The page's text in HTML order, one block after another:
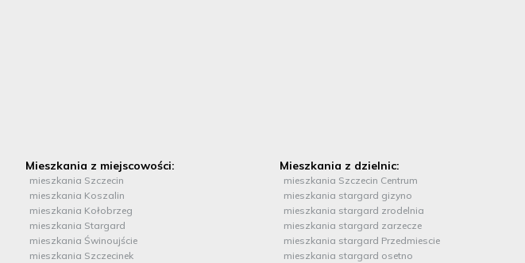
Mieszkania z miejscowości:
mieszkania Szczecin
mieszkania Koszalin
mieszkania Kołobrzeg
mieszkania Stargard
mieszkania Świnoujście
mieszkania Szczecinek
Mieszkania z dzielnic:
mieszkania Szczecin Centrum
mieszkania stargard gizyno
mieszkania stargard zrodelnia
mieszkania stargard zarzecze
mieszkania stargard Przedmiescie
mieszkania stargard osetno